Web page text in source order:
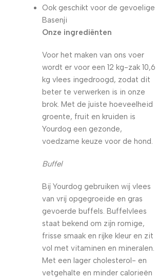
Ook geschikt voor de gevoelige
Basenji
Onze ingrediënten
Voor het maken van ons voer
wordt er voor een 12 kg-zak 10,6
kg vlees ingedroogd, zodat dit
beter te verwerken is in onze
brok. Met de juiste hoeveelheid
groente, fruit en kruiden is
Yourdog een gezonde,
voedzame keuze voor de hond.
Buffel
Bij Yourdog gebruiken wij vlees
van vrij opgegroeide en gras
gevoerde buffels. Buffelvlees
staat bekend om zijn romige,
frisse smaak en rijke kleur en zit
vol met vitaminen en mineralen.
Met een lager cholesterol- en
vetgehalte en minder calorieën